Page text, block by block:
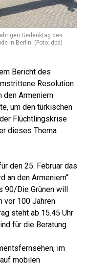
Gedenktag des
in Berlin. (Foto: dpa)
Bericht des
Resolution
den Armeniern
um den türkischen
Flüchtlingskrise
dieses Thema
den 25. Februar das
an den Armeniern“
90/Die Grünen will
vor 100 Jahren
steht ab 15.45 Uhr
für die Beratung
im
mobilen